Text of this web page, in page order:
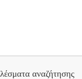
αναζήτησης